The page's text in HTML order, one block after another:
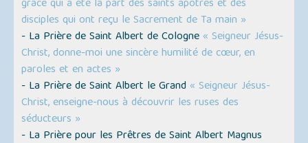
grâce qui a été la part des saints apôtres et des
disciples qui ont reçu le Sacrement de Ta main »
- La Prière de Saint Albert de Cologne « Seigneur Jésus-
Christ, donne-moi une sincère humilité de cœur, en
paroles et en actes »
- La Prière de Saint Albert le Grand « Seigneur Jésus-
Christ, enseigne-nous à découvrir les ruses des
séducteurs »
- La Prière pour les Prêtres de Saint Albert Magnus